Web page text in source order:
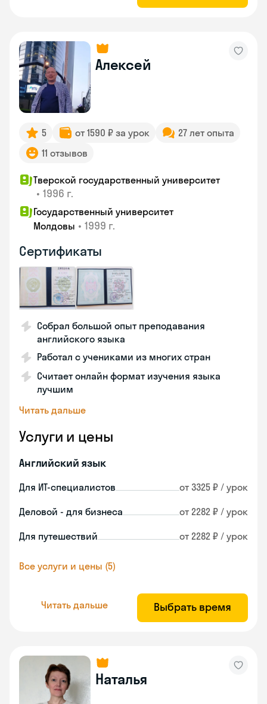
Алексей
5 от 1590 ₽ за урок
27 лет опыта
11 отзывов
Тверской государственный университет
• 1996 г.
Государственный университет
Молдовы • 1999 г.
Сертификаты
Собрал большой опыт преподавания
английского языка
Работал с учениками из многих стран
Считает онлайн формат изучения языка
лучшим
Читать дальше
Услуги и цены
Английский язык
Для ИТ-специалистов от 3325 ₽ / урок
Деловой - для бизнеса от 2282 ₽ / урок
Для путешествий от 2282 ₽ / урок
Все услуги и цены (5)
Читать дальше Выбрать время
Наталья